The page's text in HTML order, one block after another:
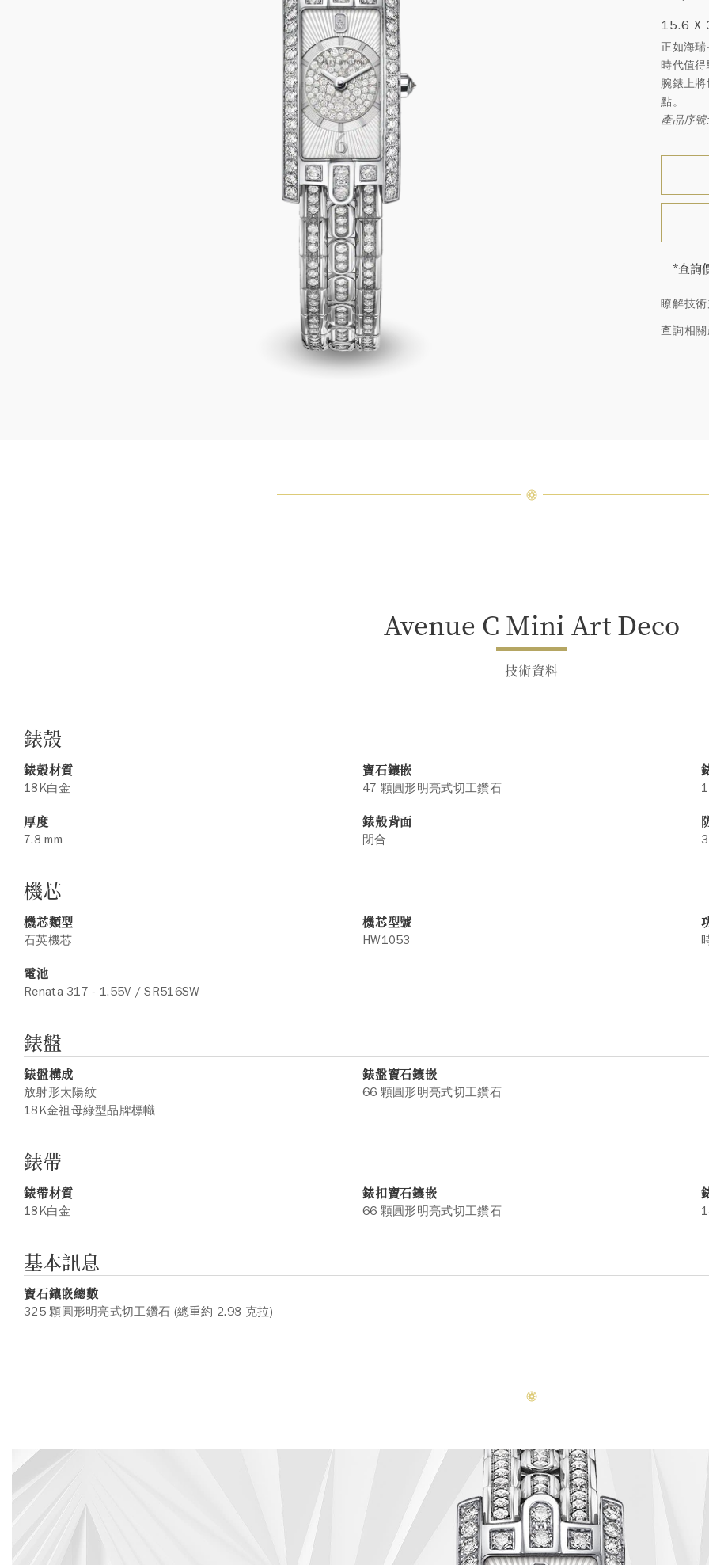
15.6 X
正如海瑞
時代值得
腕錶上
點。
產品序號
*查詢
頓的
特鑲
客戶
瞭解技
查詢相
Avenue C Mini Art Deco
技術資料
錶殼
錶殼材質
18K白金
寶石鑲嵌
47 顆圓形明亮式切工鑽石
厚度
7.8 mm
錶殼背面
閉合 3
機芯
機芯類型
石英機芯
機芯型號
HW1053
電池
Renata 317 - 1.55V / SR516SW
錶盤
錶盤構成
放射形太陽紋
18K金祖母綠型品牌標幟
錶盤寶石鑲嵌
66 顆圓形明亮式切工鑽石
錶帶
錶帶材質
18K白金
錶扣寶石鑲嵌
66 顆圓形明亮式切工鑽石
基本訊息
寶石鑲嵌總數
325 顆圓形明亮式切工鑽石 (總重約 2.98 克拉)